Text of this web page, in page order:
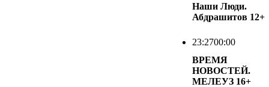
Наши Люди.
Абдрашитов 12+
23:2700:00
ВРЕМЯ
НОВОСТЕЙ.
МЕЛЕУЗ 16+